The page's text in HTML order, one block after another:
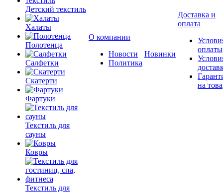
Детский текстиль
Халаты
Полотенца
Салфетки
Скатерти
Фартуки
Текстиль для
сауны
Ковры
Текстиль для
О компании
Новости
Политика
Новинки
Доставка и
оплата
оплаты
на